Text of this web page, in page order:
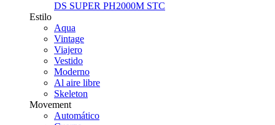
DS SUPER PH2000M STC
Estilo
Aqua
Vintage
Viajero
Vestido
Moderno
Al aire libre
Skeleton
Movement
Automático